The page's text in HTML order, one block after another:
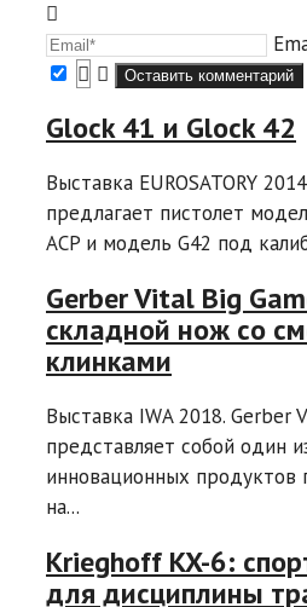
Glock 41 и Glock 42
Выставка EUROSATORY
предлагает пистолет
ACP и модель G42 под
Gerber Vital Big
складной нож со
клинками
Выставка IWA 2018. Gerber
представляет собой один
инновационных продуктов
на...
Krieghoff KX-6:
для дисциплины